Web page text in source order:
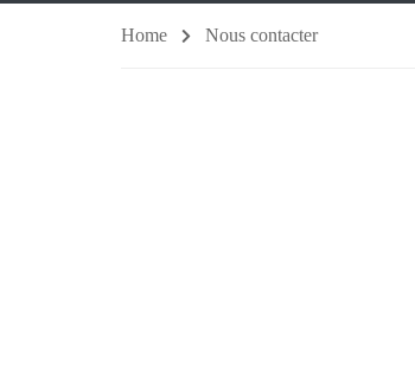
Home Nous contacter